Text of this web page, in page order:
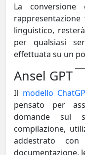
La
linguistico,
per qualsiasi
effettuata su un
Ansel GPT
Il modello
pensato per
domande sul
compilazione,
addestrato
documentazione,